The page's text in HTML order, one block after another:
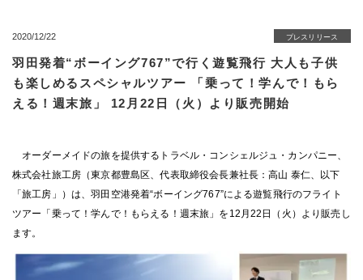
2020/12/22 プレスリリース
羽田発着“ボーイング767”で行く遊覧飛行 大人も子供
も楽しめるスペシャルツアー 「乗って！学んで！もら
える！週末旅」 12月22日（火）より販売開始
オーダーメイドの旅を提供するトラベル・コンシェルジュ・カンパニー、
株式会社旅工房（東京都豊島区、代表取締役会長兼社長：高山 泰仁、以下
「旅工房」）は、羽田空港発着“ボーイング767”による遊覧飛行のフライト
ツアー「乗って！学んで！もらえる！週末旅」を12月22日（火）より販売し
ます。